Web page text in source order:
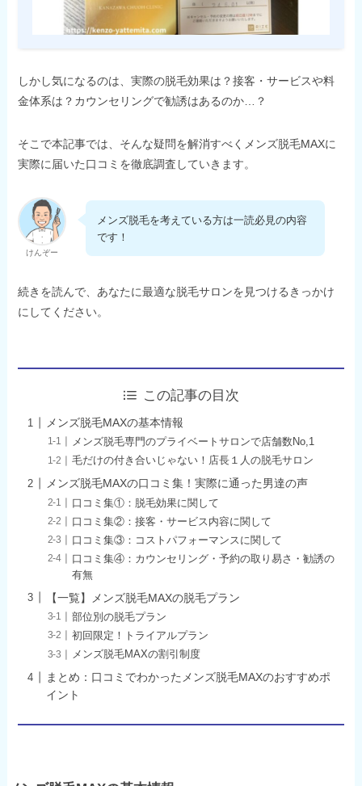
しかし気になるのは、実際の脱毛効果は？接客・サービスや料
金体系は？カウンセリングで勧誘はあるのか…？
そこで本記事では、そんな疑問を解消すべくメンズ脱毛MAXに
実際に届いた口コミを徹底調査していきます。
けんぞー
メンズ脱毛を考えている方は一読必見の内容
です！
続きを読んで、あなたに最適な脱毛サロンを見つけるきっかけ
にしてください。
この記事の目次
メンズ脱毛MAXの基本情報
メンズ脱毛専門のプライベートサロンで店舗数No,1
毛だけの付き合いじゃない！店長１人の脱毛サロン
メンズ脱毛MAXの口コミ集！実際に通った男達の声
口コミ集①：脱毛効果に関して
口コミ集②：接客・サービス内容に関して
口コミ集③：コストパフォーマンスに関して
口コミ集④：カウンセリング・予約の取り易さ・勧誘の
有無
【一覧】メンズ脱毛MAXの脱毛プラン
部位別の脱毛プラン
初回限定！トライアルプラン
メンズ脱毛MAXの割引制度
まとめ：口コミでわかったメンズ脱毛MAXのおすすめポ
イント